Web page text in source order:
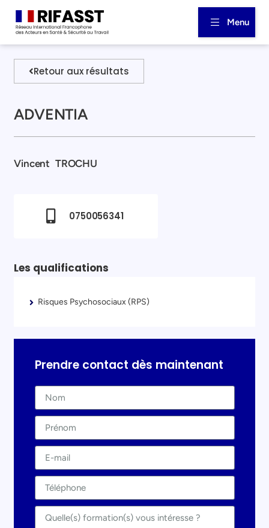
Menu
Retour aux résultats
ADVENTIA
Vincent TROCHU
0750056341
Les qualifications
Risques Psychosociaux (RPS)
Prendre contact dès maintenant